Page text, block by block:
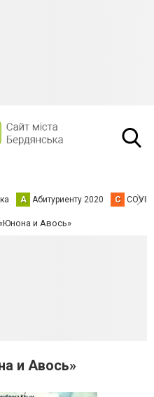
А Абитуриенту 2020 C
и Авось»
и Авось»